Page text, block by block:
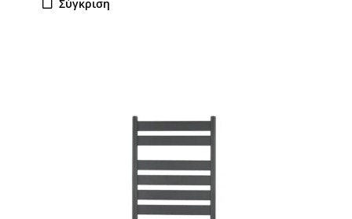
Σύγκριση